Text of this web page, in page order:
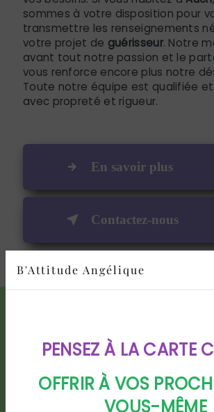
B'Attitude Angélique
PENSEZ À LA CARTE
OFFRIR À VOS
VOUS-MÊME
sommes à votre disposition pour
transmettre les renseignements
votre projet de guérisseur. Notre
avant tout notre passion et le
vous renforce encore plus notre
Toute notre équipe est qualifiée
avec propreté et rigueur.
En savoir plus
Contactez-nous